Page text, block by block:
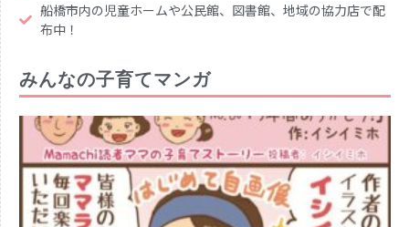
船橋市内の児童ホームや公民館、図書館、地域の協力店で配
布中！
みんなの子育てマンガ